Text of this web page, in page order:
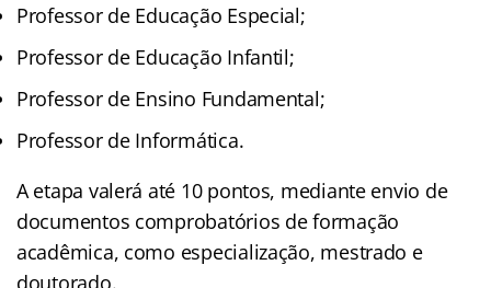
Professor de Educação Especial;
Professor de Educação Infantil;
Professor de Ensino Fundamental;
Professor de Informática.
A etapa valerá até 10 pontos, mediante envio de
documentos comprobatórios de formação
acadêmica, como especialização, mestrado e
doutorado.